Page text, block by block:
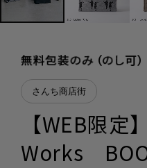
さんち商店街
【WEB限
Works